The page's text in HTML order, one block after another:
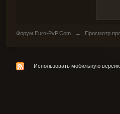
Форум Euro-PvP.Com → Просмотр
Использовать мобильную